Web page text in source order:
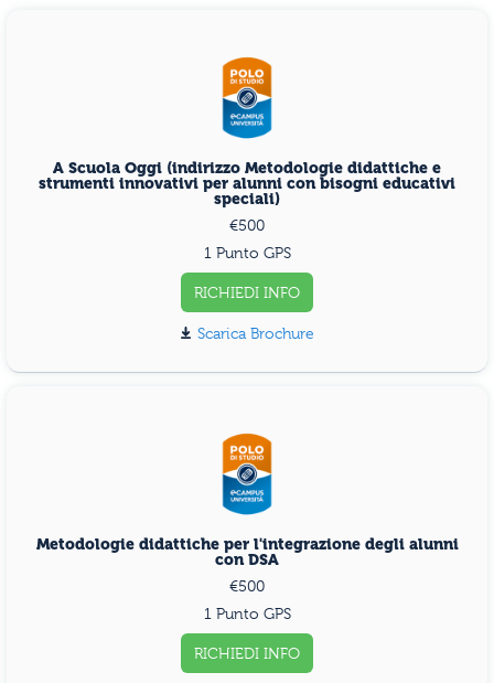
A Scuola Oggi (indirizzo Metodologie didattiche e
strumenti innovativi per alunni con bisogni educativi
speciali)
€500
1 Punto GPS
RICHIEDI INFO
Scarica Brochure
Metodologie didattiche per l'integrazione degli alunni
con DSA
€500
1 Punto GPS
RICHIEDI INFO